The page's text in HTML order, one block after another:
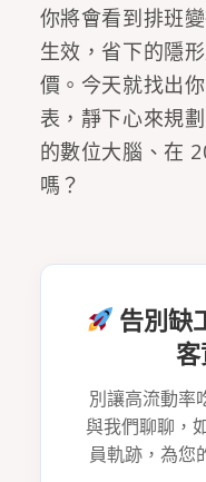
你將會看到排班
生效，省下的隱
價。今天就找出
表，靜下心來規
的數位大腦、在
嗎？
告別缺
客
別讓高流動率
與我們聊聊，
員軌跡，為您